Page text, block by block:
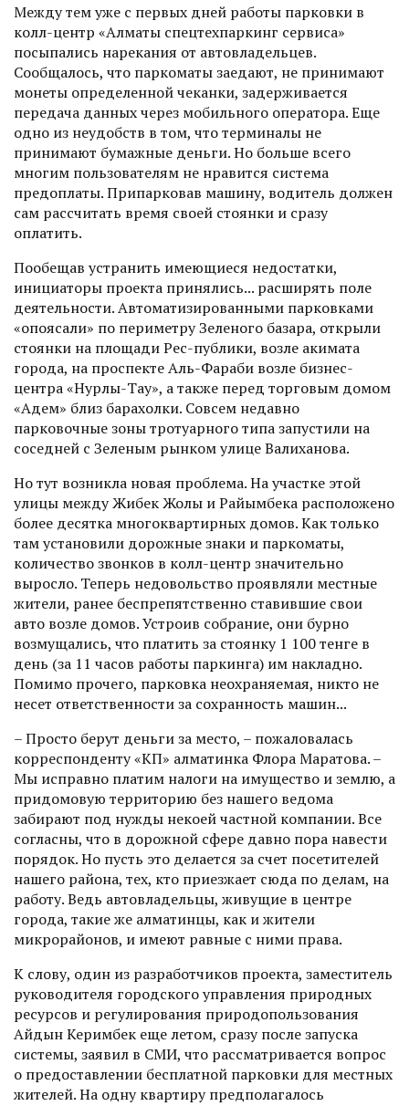
Между тем уже с первых дней работы парковки в
колл-центр «Алматы спецтехпаркинг сервиса»
посыпались нарекания от автовладельцев.
Сообщалось, что паркоматы заедают, не принимают
монеты определенной чеканки, задерживается
передача данных через мобильного оператора. Еще
одно из неудобств в том, что терминалы не
принимают бумажные деньги. Но больше всего
многим пользователям не нравится система
предоплаты. Припарковав машину, водитель должен
сам рассчитать время своей стоянки и сразу
оплатить.
Пообещав устранить имеющиеся недос­татки,
инициаторы проекта принялись... расширять поле
деятельности. Автоматизированными парковками
«опоясали» по периметру Зеленого базара, открыли
стоянки на площади Рес-публики, возле акимата
города, на прос­пекте Аль-Фараби возле бизнес-
центра «Нурлы-Тау», а также перед торговым домом
«Адем» близ барахолки. Совсем недавно
парковочные зоны тротуарного типа запустили на
соседней с Зеленым рынком улице Валиханова.
Но тут возникла новая проблема. На участке этой
улицы между Жибек Жолы и Райымбека расположено
более десятка много­квартирных домов. Как только
там установили дорожные знаки и паркоматы,
количество звонков в колл-центр значительно
выросло. Теперь недовольство проявляли местные
жители, ранее беспрепятственно ставившие свои
авто возле домов. Устроив­ собрание, они бурно
возмущались, что платить за стоянку 1 100 тенге в
день (за 11 часов работы паркинга) им накладно.
Помимо прочего, парковка неохраняе­мая, никто не
несет ответственности за сохранность машин...
– Просто берут деньги за место, – пожаловалась
корреспонденту «КП» алматинка Флора Маратова. –
Мы исправно платим налоги на имущество и землю, а
придомовую территорию без нашего ведома
забирают под нужды некоей частной компании. Все
согласны, что в дорожной сфере давно пора навести
порядок. Но пусть это делается за счет посетителей
нашего района, тех, кто приезжает сюда по делам, на
работу. Ведь автовладельцы, живущие в центре
города, такие же алматинцы, как и жители
микрорайонов, и имеют равные с ними права.
К слову, один из разработчиков проек­та, заместитель
руководителя городского управления природных
ресурсов и регулирования природопользования
Айдын Керимбек еще летом, сразу после запуска
системы, заявил в СМИ, что рассматривается вопрос
о предоставлении бесплатной парковки для местных
жителей. На одну квартиру предполагалось